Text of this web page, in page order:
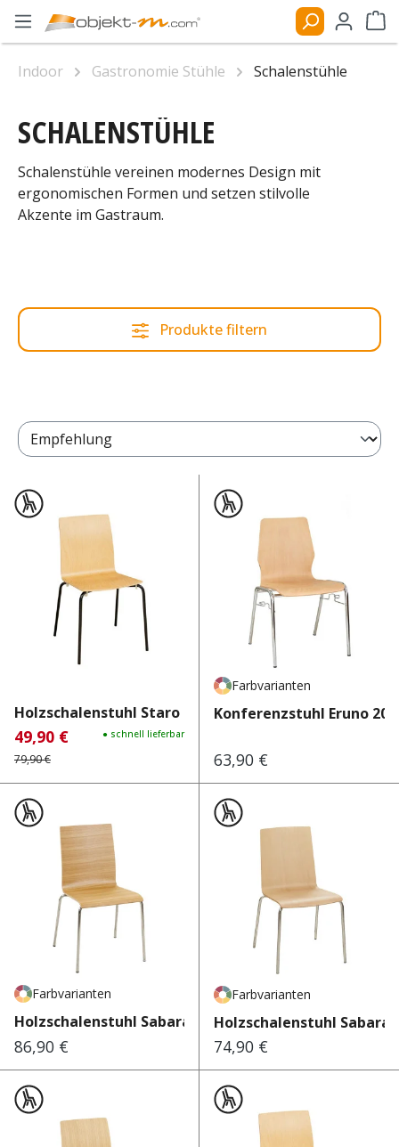
Zum Hauptinhalt springen
Indoor Gastronomie Stühle Schalenstühle
SCHALENSTÜHLE
Schalenstühle vereinen modernes Design mit
ergonomischen Formen und setzen stilvolle
Akzente im Gastraum.
Produkte filtern
Holzschalenstuhl Staro 200...
Verkaufspreis:
49,90 €
Regulärer Preis:
79,90 €
● schnell lieferbar
Farbvarianten
Konferenzstuhl Eruno 200
Regulärer Preis:
63,90 €
Farbvarianten
Holzschalenstuhl Sabara Eic...
Regulärer Preis:
86,90 €
Farbvarianten
Holzschalenstuhl Sabara
Regulärer Preis:
74,90 €